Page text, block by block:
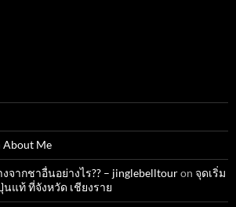
About Me
ากชาอื่นอย่างไร?? – jinglebelltouron จุดเริ่ม
แท้ ที่จังหวัด เชียงราย